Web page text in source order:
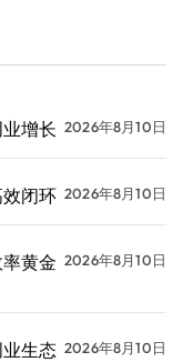
增长 2026年8月10日
闭环 2026年8月10日
黄金 2026年8月10日
生态 2026年8月10日